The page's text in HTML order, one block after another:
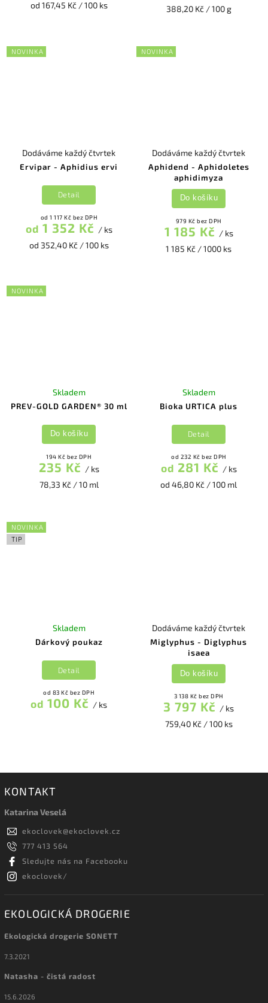
od 167,45 Kč / 100 ks 388,20 Kč / 100 g
NOVINKA
Ervipar - Aphidius ervi
Dodáváme každý čtvrtek
od 1 117 Kč bez DPH
od 1 352 Kč / ks
od 352,40 Kč / 100 ks
Detail
NOVINKA
Aphidend - Aphidoletes
aphidimyza
Dodáváme každý čtvrtek
979 Kč bez DPH
1 185 Kč / ks
1 185 Kč / 1000 ks
Do košíku
NOVINKA
PREV-GOLD GARDEN® 30 ml
Skladem
194 Kč bez DPH
235 Kč / ks
78,33 Kč / 10 ml
Do košíku
Bioka URTICA plus
Skladem
od 232 Kč bez DPH
od 281 Kč / ks
od 46,80 Kč / 100 ml
Detail
NOVINKA
TIP
Dárkový poukaz
Skladem
od 83 Kč bez DPH
od 100 Kč / ks
Detail
Miglyphus - Diglyphus
isaea
Dodáváme každý čtvrtek
3 138 Kč bez DPH
3 797 Kč / ks
759,40 Kč / 100 ks
Do košíku
KONTAKT
Katarina Veselá
ekoclovek@ekoclovek.cz
777 413 564
Sledujte nás na Facebooku
ekoclovek/
EKOLOGICKÁ DROGERIE
Ekologická drogerie SONETT
7.3.2021
Natasha - čistá radost
15.6.2026